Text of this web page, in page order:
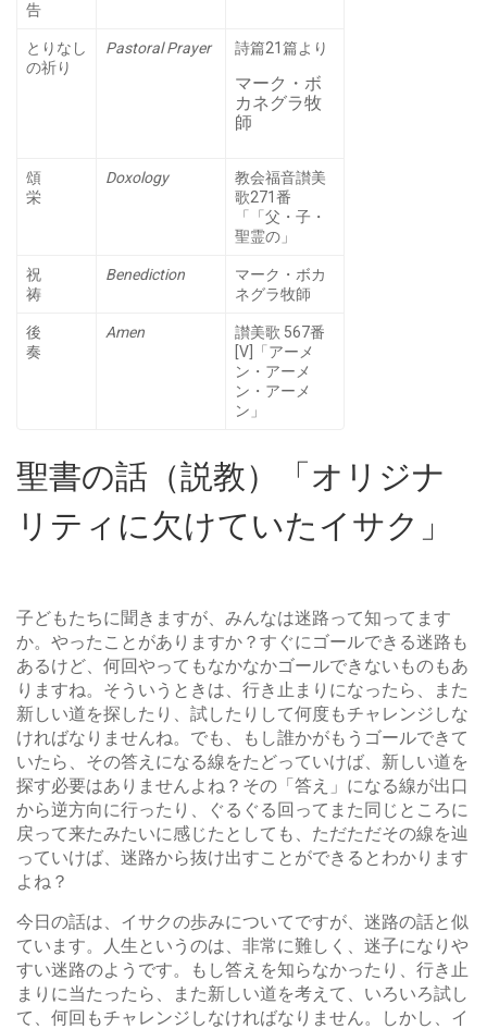
告
とりなし
の祈り
Pastoral Prayer 詩篇21篇より
マーク・ボ
カネグラ牧
師
頌
栄
Doxology
教会福音讃美
歌271番
「「父・子・
聖霊の」
祝
祷
Benediction
マーク・ボカ
ネグラ牧師
後
奏
Amen
讃美歌 567番
[V]「アーメ
ン・アーメ
ン・アーメ
ン」
聖書の話（説教）「オリジナ
リティに欠けていたイサク」
子どもたちに聞きますが、みんなは迷路って知ってます
か。やったことがありますか？すぐにゴールできる迷路も
あるけど、何回やってもなかなかゴールできないものもあ
りますね。そういうときは、行き止まりになったら、また
新しい道を探したり、試したりして何度もチャレンジしな
ければなりませんね。でも、もし誰かがもうゴールできて
いたら、その答えになる線をたどっていけば、新しい道を
探す必要はありませんよね？その「答え」になる線が出口
から逆方向に行ったり、ぐるぐる回ってまた同じところに
戻って来たみたいに感じたとしても、ただただその線を辿
っていけば、迷路から抜け出すことができるとわかります
よね？
今日の話は、イサクの歩みについてですが、迷路の話と似
ています。人生というのは、非常に難しく、迷子になりや
すい迷路のようです。もし答えを知らなかったり、行き止
まりに当たったら、また新しい道を考えて、いろいろ試し
て、何回もチャレンジしなければなりません。しかし、イ